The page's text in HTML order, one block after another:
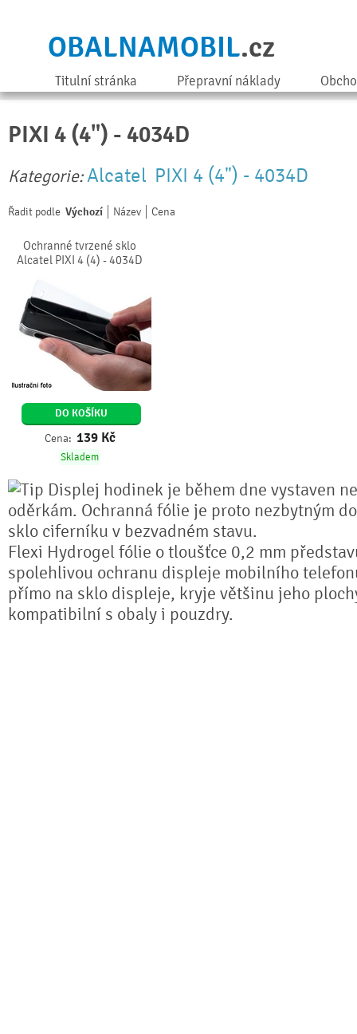
OBALNAMOBIL.cz
Titulní stránka Přepravní náklady
PIXI 4 (4") - 4034D
Kategorie:Alcatel PIXI 4 (4") - 4034D
Řadit podle Výchozí Název Cena
Ochranné tvrzené sklo
Alcatel PIXI 4 (4) - 4034D
DO KOŠÍKU
Cena: 139 Kč
Skladem
Displej hodinek je během dne vystaven
oděrkám. Ochranná fólie je proto nezbytným
sklo ciferníku v bezvadném stavu.
Flexi Hydrogel fólie o tloušťce 0,2 mm
spolehlivou ochranu displeje mobilního
přímo na sklo displeje, kryje většinu jeho
kompatibilní s obaly i pouzdry.